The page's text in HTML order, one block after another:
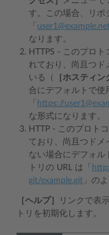
す。この場合、リポ
「 user1@example.
なります。
HTTPS - このプロ
れており、尚且つド
いる（
［ホスティン
合にデフォルトで使
「 https://
な形式になります。
HTTP - このプロト
ており、尚且つドメ
ない場合にデフォル
トリの URL は「
git/example.git 」の
［ヘルプ］
リンクで表
トリを初期化します。